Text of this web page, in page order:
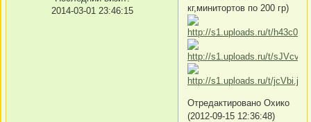
2014-03-01 23:46:15
кг,минитортов по 200 гр)
Отредактировано Охико
(2012-09-15 12:36:48)